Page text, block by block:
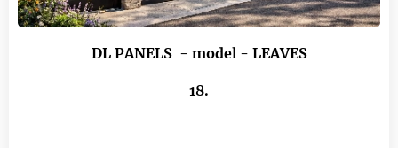
DL PANELS - model - LEAVES
18.